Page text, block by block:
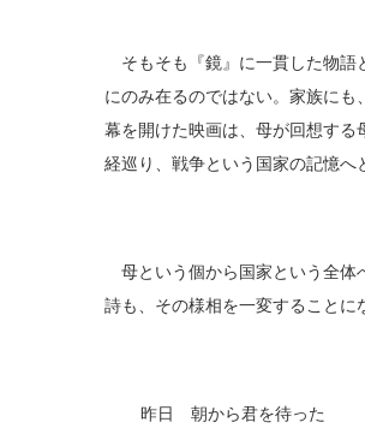
そもそも『鏡』に一貫した物語
にのみ在るのではない。家族に
幕を開けた映画は、母が回想す
経巡り、戦争という国家の記憶へ
母という個から国家という全体
詩も、その様相を一変することに
昨日 朝から君を待った